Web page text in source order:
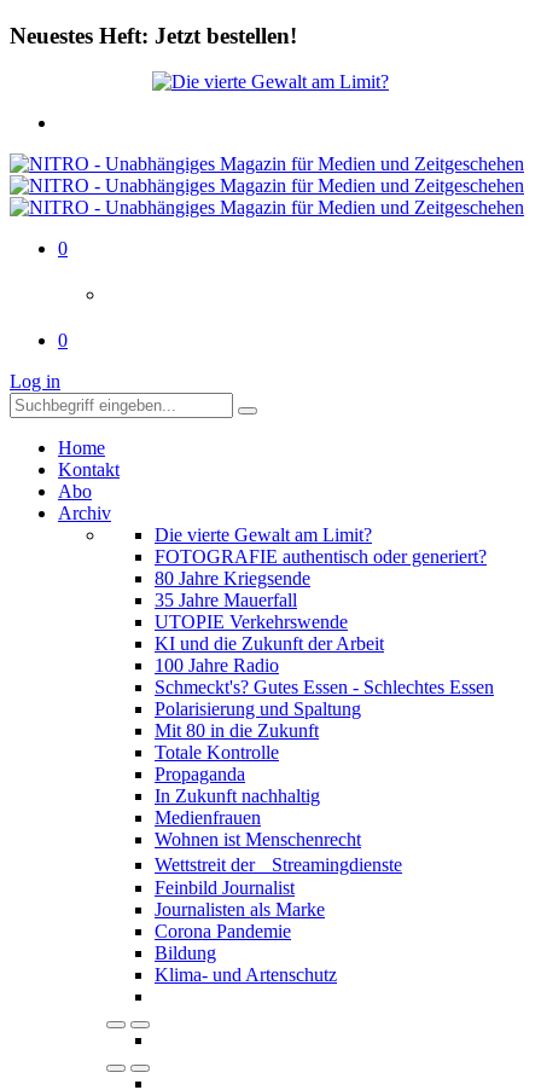
Neuestes Heft: Jetzt bestellen!
0
0
Log in
Home
Kontakt
Abo
Archiv
Die vierte Gewalt am Limit?
FOTOGRAFIE authentisch oder generiert?
80 Jahre Kriegsende
35 Jahre Mauerfall
UTOPIE Verkehrswende
KI und die Zukunft der Arbeit
100 Jahre Radio
Schmeckt's? Gutes Essen - Schlechtes Essen
Polarisierung und Spaltung
Mit 80 in die Zukunft
Totale Kontrolle
Propaganda
In Zukunft nachhaltig
Medienfrauen
Wohnen ist Menschenrecht
Wettstreit der Streamingdienste
Feinbild Journalist
Journalisten als Marke
Corona Pandemie
Bildung
Klima- und Artenschutz